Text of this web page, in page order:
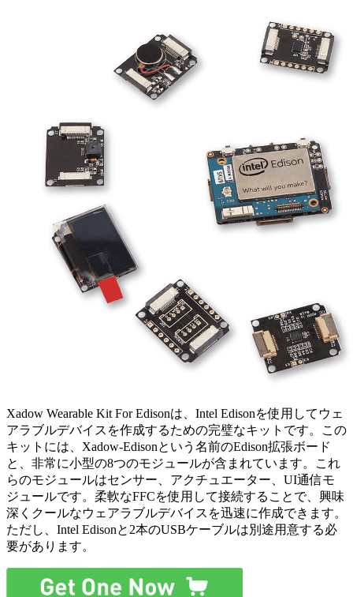
Xadow Wearable Kit For Edisonは、Intel Edisonを使用してウェ
アラブルデバイスを作成するための完璧なキットです。この
キットには、Xadow-Edisonという名前のEdison拡張ボード
と、非常に小型の8つのモジュールが含まれています。これ
らのモジュールはセンサー、アクチュエーター、UI通信モ
ジュールです。柔軟なFFCを使用して接続することで、興味
深くクールなウェアラブルデバイスを迅速に作成できます。
ただし、Intel Edisonと2本のUSBケーブルは別途用意する必
要があります。